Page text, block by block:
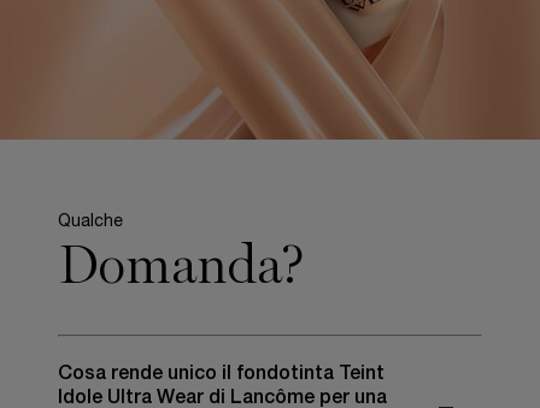
Qualche
Domanda?
Cosa rende unico il fondotinta Teint
Idole Ultra Wear di Lancôme per una